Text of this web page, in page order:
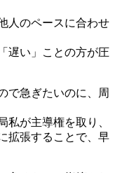
人のペースに合わせ
遅い」ことの方が圧
で急ぎたいのに、周
私が主導権を取り、
拡張することで、早